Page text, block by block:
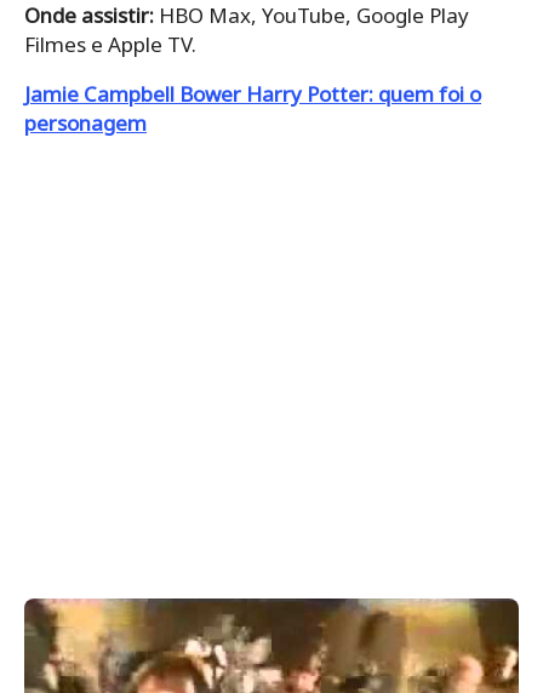
Onde assistir: HBO Max, YouTube, Google Play
Filmes e Apple TV.
Jamie Campbell Bower Harry Potter: quem foi o
personagem